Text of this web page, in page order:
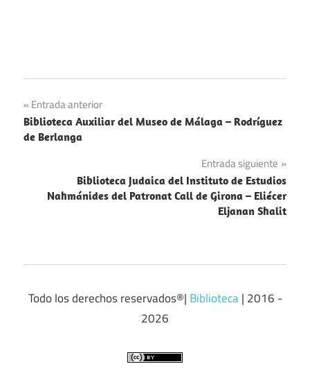
Navegación
de
Entrada anterior
Biblioteca Auxiliar del Museo de Málaga – Rodríguez
de Berlanga
Entrada siguiente
Biblioteca Judaica del Instituto de Estudios
Nahmánides del Patronat Call de Girona – Eliécer
Eljanan Shalit
Todo los derechos reservados®| Biblioteca| 2016 -
2026